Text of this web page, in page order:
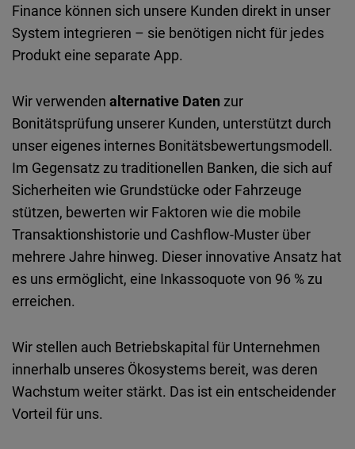
Finance können sich unsere Kunden direkt in unser
System integrieren – sie benötigen nicht für jedes
Produkt eine separate App.
Wir verwenden alternative Daten zur
Bonitätsprüfung unserer Kunden, unterstützt durch
unser eigenes internes Bonitätsbewertungsmodell.
Im Gegensatz zu traditionellen Banken, die sich auf
Sicherheiten wie Grundstücke oder Fahrzeuge
stützen, bewerten wir Faktoren wie die mobile
Transaktionshistorie und Cashflow-Muster über
mehrere Jahre hinweg. Dieser innovative Ansatz hat
es uns ermöglicht, eine Inkassoquote von 96 % zu
erreichen.
Wir stellen auch Betriebskapital für Unternehmen
innerhalb unseres Ökosystems bereit, was deren
Wachstum weiter stärkt. Das ist ein entscheidender
Vorteil für uns.